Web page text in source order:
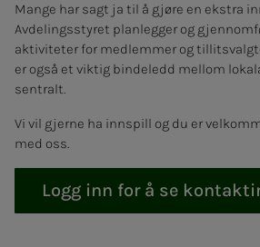
Mange har sagt ja til å gjøre en ekstra
Avdelingsstyret planlegger og
aktiviteter for medlemmer og
er også et viktig bindeledd mellom
sentralt.
Vi vil gjerne ha innspill og du er
med oss.
Logg inn for å se